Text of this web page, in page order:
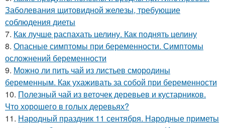
Заболевания щитовидной железы, требующие
соблюдения диеты
7. Как лучше распахать целину. Как поднять целину
8. Опасные симптомы при беременности. Симптомы
осложнений беременности
9. Можно ли пить чай из листьев смородины
беременным. Как ухаживать за собой при беременности
10. Полезный чай из веточек деревьев и кустарников.
Что хорошего в голых деревьях?
11. Народный праздник 11 сентября. Народные приметы